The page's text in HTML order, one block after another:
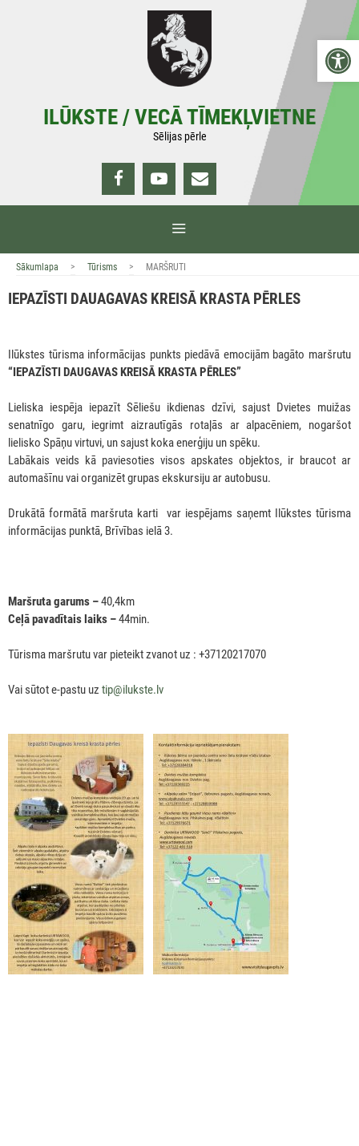
ILŪKSTE / VECĀ TĪMEKĻVIETNE
Sēlijas pērle
Sākumlapa > Tūrisms > MARŠRUTI
IEPAZĪSTI DAUAGAVAS KREISĀ KRASTA PĒRLES
Ilūkstes tūrisma informācijas punkts piedāvā emocijām bagāto maršrutu
“IEPAZĪSTI DAUGAVAS KREISĀ KRASTA PĒRLES”
Lieliska iespēja iepazīt Sēliešu ikdienas dzīvi, sajust Dvietes muižas
senatnīgo garu, iegrimt aizrautīgās rotaļās ar alpacēniem, nogaršot
lielisko Spāņu virtuvi, un sajust koka enerģiju un spēku.
Labākais veids kā paviesoties visos apskates objektos, ir braucot ar
automašīnu vai organizēt grupas ekskursiju ar autobusu.
Drukātā formātā maršruta karti var iespējams saņemt Ilūkstes tūrisma
informācijas punktā, Brīvības ielā 3.
Maršruta garums –40,4km
Ceļā pavadītais laiks –44min.
Tūrisma maršrutu var pieteikt zvanot uz : +37120217070
Vai sūtot e-pastu uz tip@ilukste.lv